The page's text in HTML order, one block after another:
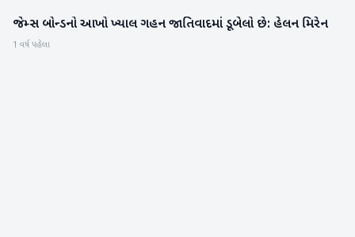
મનોરંજન
જેમ્સ બોન્ડનો આખો ખ્યાલ ગહન જાતિવાદમાં ડૂબેલો છે: હેલન મિરેન
1 વર્ષ પહેલા